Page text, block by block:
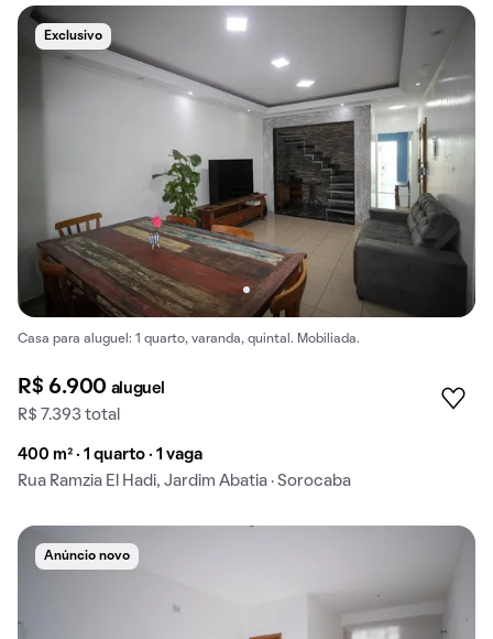
Exclusivo
Casa para aluguel: 1 quarto, varanda, quintal. Mobiliada.
R$ 6.900 aluguel
R$ 7.393 total
400 m² · 1 quarto · 1 vaga
Rua Ramzia El Hadi, Jardim Abatia · Sorocaba
Anúncio novo